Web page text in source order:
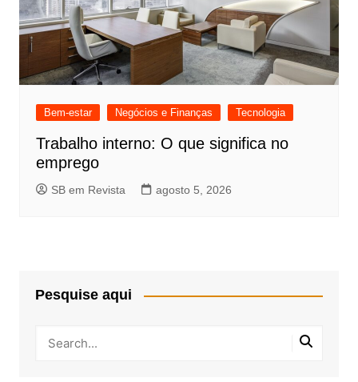
Bem-estar Negócios e Finanças Tecnologia
Trabalho interno: O que significa no
emprego
SB em Revista agosto 5, 2026
Pesquise aqui